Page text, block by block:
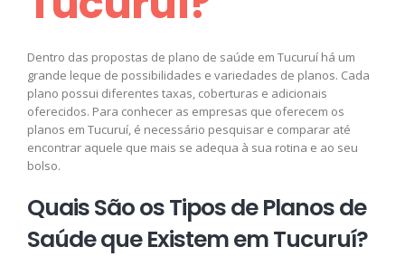
Dentro das propostas de plano de saúde em Tucuruí há um
grande leque de possibilidades e variedades de planos. Cada
plano possui diferentes taxas, coberturas e adicionais
oferecidos. Para conhecer as empresas que oferecem os
planos em Tucuruí, é necessário pesquisar e comparar até
encontrar aquele que mais se adequa à sua rotina e ao seu
bolso.
Quais São os Tipos de Planos de
Saúde que Existem em Tucuruí?